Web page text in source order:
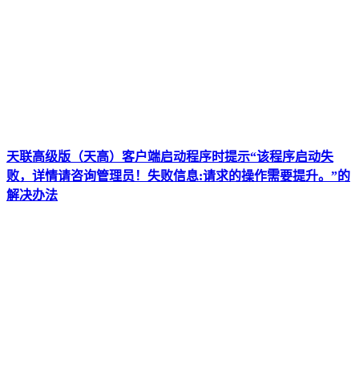
天联高级版（天高）客户端启动程序时提示“该程序启动失
败，详情请咨询管理员！失败信息:请求的操作需要提升。”的
解决办法